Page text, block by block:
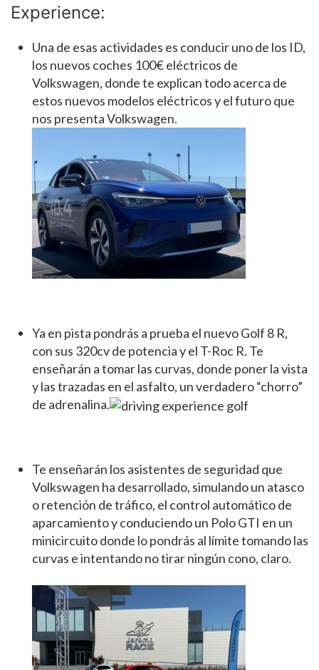
Experience:
Una de esas actividades es conducir uno de los ID,
los nuevos coches 100€ eléctricos de
Volkswagen, donde te explican todo acerca de
estos nuevos modelos eléctricos y el futuro que
nos presenta Volkswagen.
Ya en pista pondrás a prueba el nuevo Golf 8 R,
con sus 320cv de potencia y el T-Roc R. Te
enseñarán a tomar las curvas, donde poner la vista
y las trazadas en el asfalto, un verdadero “chorro”
de adrenalina.
Te enseñarán los asistentes de seguridad que
Volkswagen ha desarrollado, simulando un atasco
o retención de tráfico, el control automático de
aparcamiento y conduciendo un Polo GTI en un
minicircuito donde lo pondrás al límite tomando las
curvas e intentando no tirar ningún cono, claro.